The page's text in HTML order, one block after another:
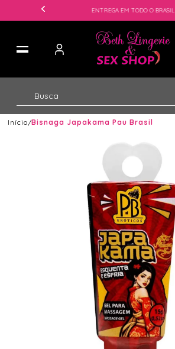
ENTREGA EM TODO O BRASIL
Início Bisnaga Japakama Pau Brasil